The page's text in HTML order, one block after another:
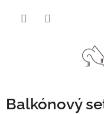
Balkónový